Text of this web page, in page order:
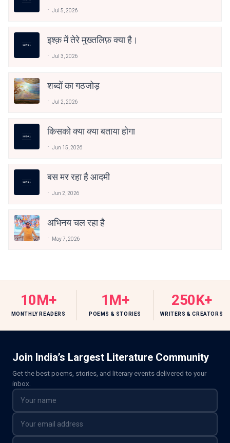
Jul 5, 2026
इश्क़ में तेरे मुख्तलिफ़ क्या है।
Jul 3, 2026
शब्दों का गठजोड़
Jul 2, 2026
किसको क्या क्या बताया होगा
Jun 15, 2026
बस मर रहा है आदमी
Jun 2, 2026
अभिनय चल रहा है
May 7, 2026
10M+
MONTHLY READERS
1M+
POEMS & STORIES
250K+
WRITERS & CREATORS
Join India’s Largest Literature Community
Get the best poems, stories, and literary events delivered to your
inbox.